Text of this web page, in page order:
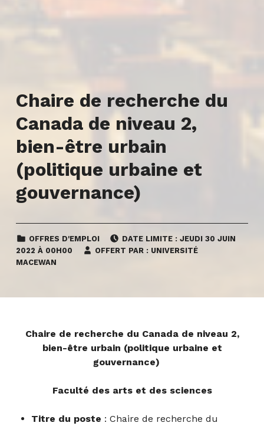
Chaire de recherche du
Canada de niveau 2,
bien-être urbain
(politique urbaine et
gouvernance)
CATEGORIZED IN:
OFFRES D'EMPLOI
POSTED ON:
DATE LIMITE : JEUDI 30 JUIN
2022 À 00H00
OFFERT PAR : UNIVERSITÉ
MACEWAN
Chaire de recherche du Canada de niveau 2,
bien-être urbain (politique urbaine et
gouvernance)
Faculté des arts et des sciences
Titre du poste : Chaire de recherche du